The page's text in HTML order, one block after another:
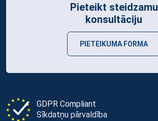
GDPR Compliant
Sīkdatņu pārvaldība
Pieteikt steidzamu
konsultāciju
PIETEIKUMA FORMA